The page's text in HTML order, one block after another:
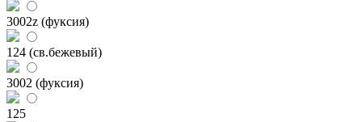
3002z (фуксия)
124 (св.бежевый)
3002 (фуксия)
125